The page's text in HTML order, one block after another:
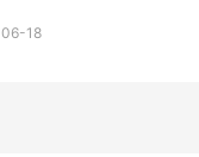
06-18